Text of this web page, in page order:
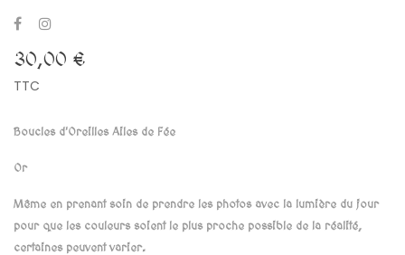
30,00 €
TTC
Boucles d'Oreilles Ailes de Fée
Or
Même en prenant soin de prendre les photos avec la lumière du jour
pour que les couleurs soient le plus proche possible de la réalité,
certaines peuvent varier.